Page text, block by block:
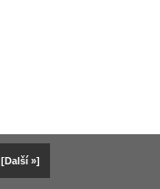
[Další »]